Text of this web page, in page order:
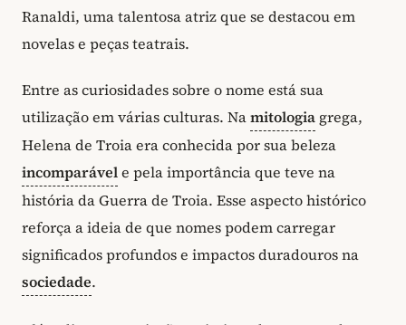
Ranaldi, uma talentosa atriz que se destacou em
novelas e peças teatrais.
Entre as curiosidades sobre o nome está sua
utilização em várias culturas. Namitologia grega,
Helena de Troia era conhecida por sua beleza
incomparávele pela importância que teve na
história da Guerra de Troia. Esse aspecto histórico
reforça a ideia de que nomes podem carregar
significados profundos e impactos duradouros na
sociedade.